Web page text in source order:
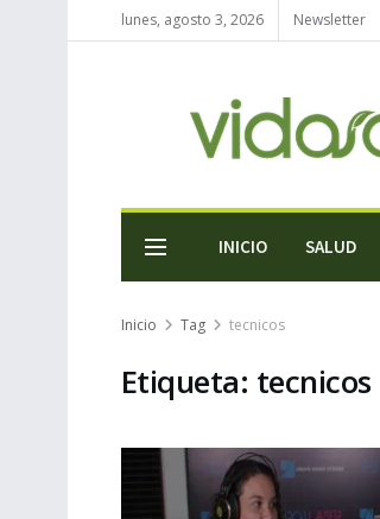
lunes, agosto 3, 2026 Newsletter
INICIO SALUD
Inicio Tag tecnicos
Etiqueta: tecnicos